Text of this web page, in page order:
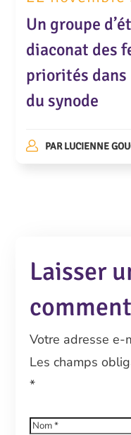
Un groupe
diaconat des
priorités dans
du synode
PARLUCIENNE
Laisser
Votre adresse e-
Les champs
*